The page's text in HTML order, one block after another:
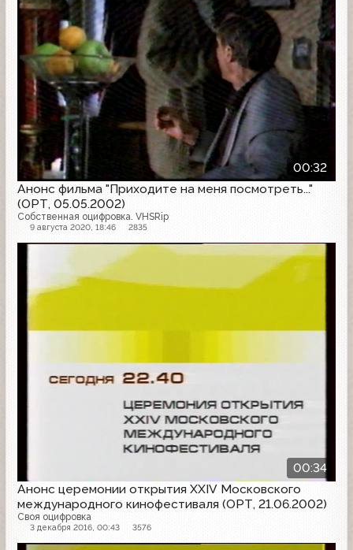
00:32
Анонс фильма "Приходите на меня посмотреть..."
(ОРТ, 05.05.2002)
Собственная оцифровка. VHSRip
9 августа 2020, 18:46 2835
00:34
Анонс церемонии открытия XXIV Московского
международного кинофестиваля (ОРТ, 21.06.2002)
Своя оцифровка
3 декабря 2016, 00:43 3576